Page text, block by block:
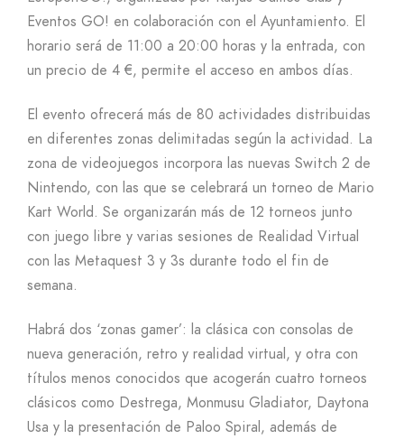
Eventos GO! en colaboración con el Ayuntamiento. El
horario será de 11:00 a 20:00 horas y la entrada, con
un precio de 4 €, permite el acceso en ambos días.
El evento ofrecerá más de 80 actividades distribuidas
en diferentes zonas delimitadas según la actividad. La
zona de videojuegos incorpora las nuevas Switch 2 de
Nintendo, con las que se celebrará un torneo de Mario
Kart World. Se organizarán más de 12 torneos junto
con juego libre y varias sesiones de Realidad Virtual
con las Metaquest 3 y 3s durante todo el fin de
semana.
Habrá dos ‘zonas gamer’: la clásica con consolas de
nueva generación, retro y realidad virtual, y otra con
títulos menos conocidos que acogerán cuatro torneos
clásicos como Destrega, Monmusu Gladiator, Daytona
Usa y la presentación de Paloo Spiral, además de